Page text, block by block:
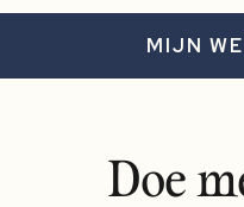
MIJN
Doe